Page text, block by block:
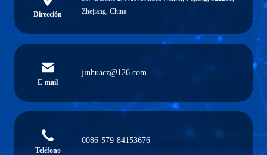
Dirección
Zhejiang, China
E-mail
jinhuacz@126.com
Teléfono
0086-579-84153676